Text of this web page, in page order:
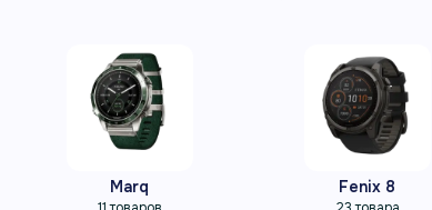
Marq Fenix 8